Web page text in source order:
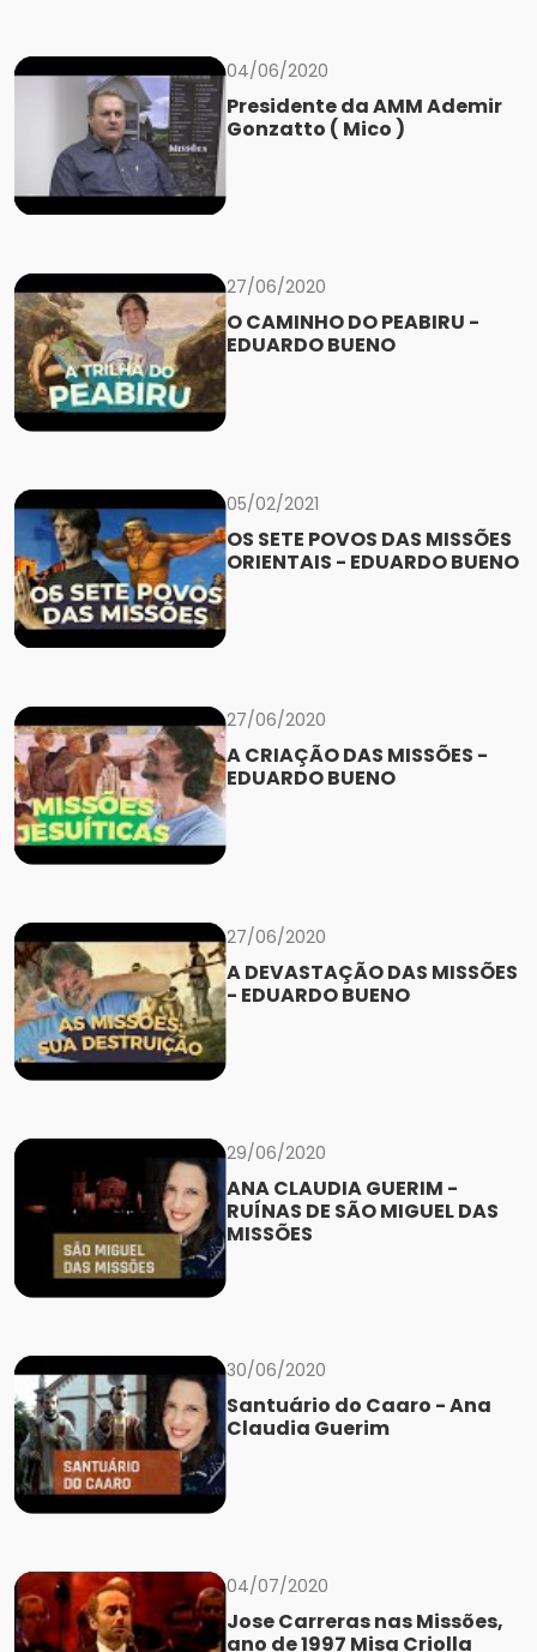
04/06/2020
Presidente da AMM Ademir
Gonzatto ( Mico )
27/06/2020
O CAMINHO DO PEABIRU -
EDUARDO BUENO
05/02/2021
OS SETE POVOS DAS MISSÕES
ORIENTAIS - EDUARDO BUENO
27/06/2020
A CRIAÇÃO DAS MISSÕES -
EDUARDO BUENO
27/06/2020
A DEVASTAÇÃO DAS MISSÕES
- EDUARDO BUENO
29/06/2020
ANA CLAUDIA GUERIM -
RUÍNAS DE SÃO MIGUEL DAS
MISSÕES
30/06/2020
Santuário do Caaro - Ana
Claudia Guerim
04/07/2020
Jose Carreras nas Missões,
ano de 1997 Misa Criolla